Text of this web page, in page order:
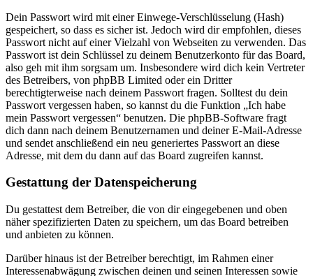
Dein Passwort wird mit einer Einwege-Verschlüsselung (Hash)
gespeichert, so dass es sicher ist. Jedoch wird dir empfohlen, dieses
Passwort nicht auf einer Vielzahl von Webseiten zu verwenden. Das
Passwort ist dein Schlüssel zu deinem Benutzerkonto für das Board,
also geh mit ihm sorgsam um. Insbesondere wird dich kein Vertreter
des Betreibers, von phpBB Limited oder ein Dritter
berechtigterweise nach deinem Passwort fragen. Solltest du dein
Passwort vergessen haben, so kannst du die Funktion „Ich habe
mein Passwort vergessen“ benutzen. Die phpBB-Software fragt
dich dann nach deinem Benutzernamen und deiner E-Mail-Adresse
und sendet anschließend ein neu generiertes Passwort an diese
Adresse, mit dem du dann auf das Board zugreifen kannst.
Gestattung der Datenspeicherung
Du gestattest dem Betreiber, die von dir eingegebenen und oben
näher spezifizierten Daten zu speichern, um das Board betreiben
und anbieten zu können.
Darüber hinaus ist der Betreiber berechtigt, im Rahmen einer
Interessenabwägung zwischen deinen und seinen Interessen sowie